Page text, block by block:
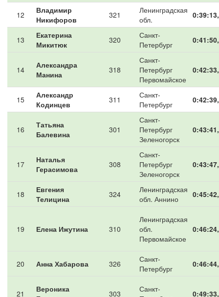
12
Владимир
Никифоров
321
Ленинградская
обл.
13
Екатерина
Микитюк
320
Санкт-
Петербург
14
Александра
Манина
318
Санкт-
Петербург
Первомайское
15
Александр
Кодинцев
311
Санкт-
Петербург
16
Татьяна
Балевина
301
Санкт-
Петербург
Зеленогорск
17
Наталья
Герасимова
308
Санкт-
Петербург
Зеленогорск
18
Евгения
Телицина
324
Ленинградская
обл. Аннино
19 Елена Ижутина 310
Ленинградская
обл.
Первомайское
20 Анна Хабарова 326
Санкт-
Петербург
21
Вероника
303
Санкт-